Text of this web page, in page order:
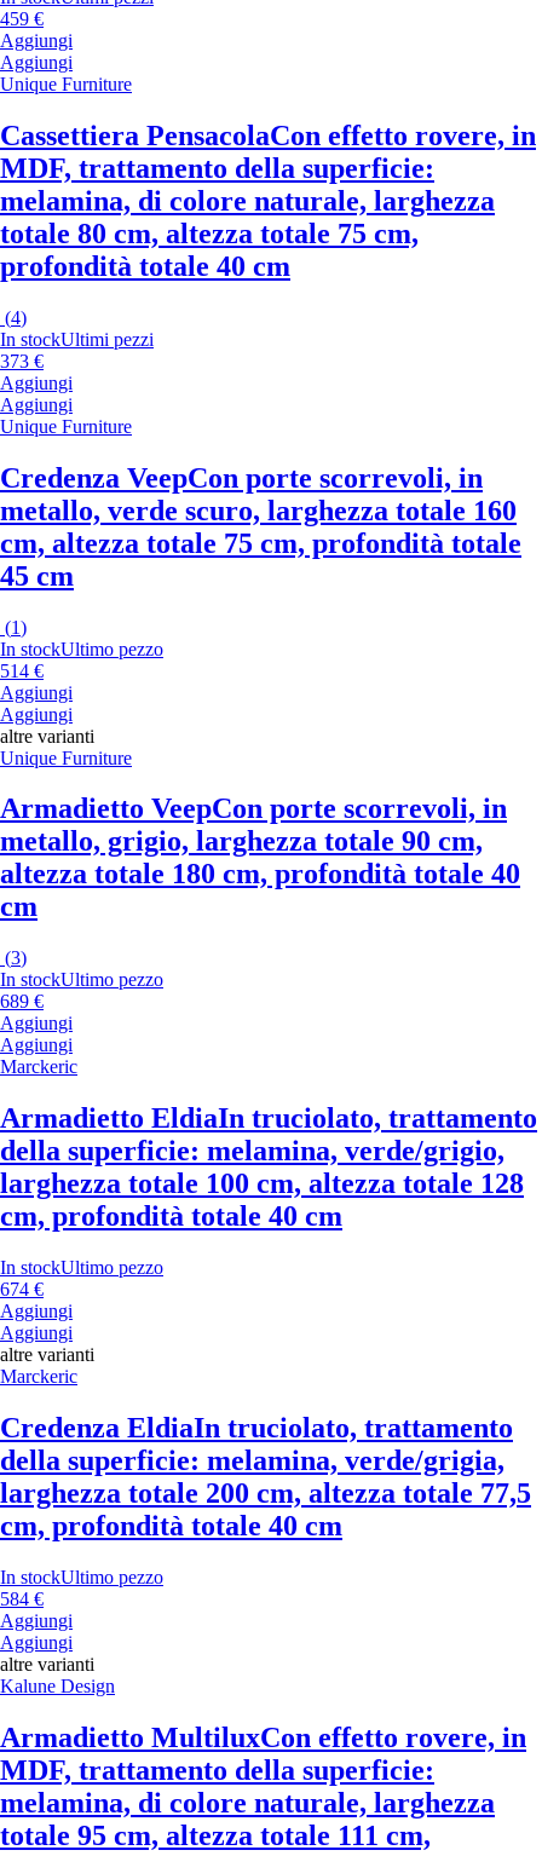
459 €
Aggiungi
Aggiungi
Unique Furniture
Cassettiera PensacolaCon effetto rovere, in
MDF, trattamento della superficie:
melamina, di colore naturale, larghezza
totale 80 cm, altezza totale 75 cm,
profondità totale 40 cm
(4)
In stockUltimi pezzi
373 €
Aggiungi
Aggiungi
Unique Furniture
Credenza VeepCon porte scorrevoli, in
metallo, verde scuro, larghezza totale 160
cm, altezza totale 75 cm, profondità totale
45 cm
(1)
In stockUltimo pezzo
514 €
Aggiungi
Aggiungi
altre varianti
Unique Furniture
Armadietto VeepCon porte scorrevoli, in
metallo, grigio, larghezza totale 90 cm,
altezza totale 180 cm, profondità totale 40
cm
(3)
In stockUltimo pezzo
689 €
Aggiungi
Aggiungi
Marckeric
Armadietto EldiaIn truciolato, trattamento
della superficie: melamina, verde/grigio,
larghezza totale 100 cm, altezza totale 128
cm, profondità totale 40 cm
In stockUltimo pezzo
674 €
Aggiungi
Aggiungi
altre varianti
Marckeric
Credenza EldiaIn truciolato, trattamento
della superficie: melamina, verde/grigia,
larghezza totale 200 cm, altezza totale 77,5
cm, profondità totale 40 cm
In stockUltimo pezzo
584 €
Aggiungi
Aggiungi
altre varianti
Kalune Design
Armadietto MultiluxCon effetto rovere, in
MDF, trattamento della superficie:
melamina, di colore naturale, larghezza
totale 95 cm, altezza totale 111 cm,